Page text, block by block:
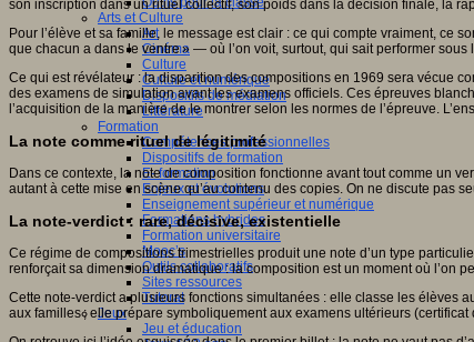
Arts et Culture
Art
Cinéma
Culture
Culture et numérique
Dispositifs de médiation
Littérature
Formation
Compétences professionnelles
Dispositifs de formation
E- formation
Enjeux et évolutions
Enseignement supérieur et numérique
Formations hybrides
Formation universitaire
Mooc’s
Outils collaboratifs
Sites ressources
Tutorat
Jeux
Jeu et éducation
son inscription dans un rituel collectif, son poids dans la décision finale, la
Pour l’élève et sa famille, le message est clair : ce qui compte vraiment, ce
que chacun a dans le ventre » — où l’on voit, surtout, qui sait performer
Ce qui est révélateur : la disparition des compositions en 1969 sera vécue
des examens de simulation avant les examens officiels. Ces épreuves
l’acquisition de la manière de le montrer selon les normes de l’épreuve.
La note comme rituel de légitimité
Dans ce contexte, la note de composition fonctionne avant tout comme un
autant à cette mise en scène qu’au contenu des copies. On ne discute pas
La note-verdict : rare, décisive, existentielle
Ce régime de compositions trimestrielles produit une note d’un type
renforçait sa dimension dramatique : la composition est un moment où l’on
Cette note-verdict a plusieurs fonctions simultanées : elle classe les élèves
aux familles ; elle prépare symboliquement aux examens ultérieurs